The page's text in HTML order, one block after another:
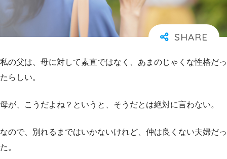
私の父は、母に対して素直ではなく、あまのじゃくな性格だっ
たらしい。
母が、こうだよね？というと、そうだとは絶対に言わない。
なので、別れるまではいかないけれど、仲は良くない夫婦だっ
た。